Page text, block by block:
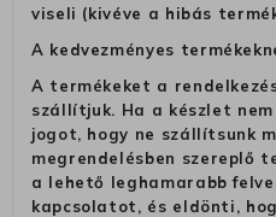
viseli (kivéve a hibás
A kedvezményes
A termékeket a
szállítjuk. Ha a készlet
jogot, hogy ne szállítsunk
megrendelésben szereplő
a lehető leghamarabb
kapcsolatot, és eldönti,